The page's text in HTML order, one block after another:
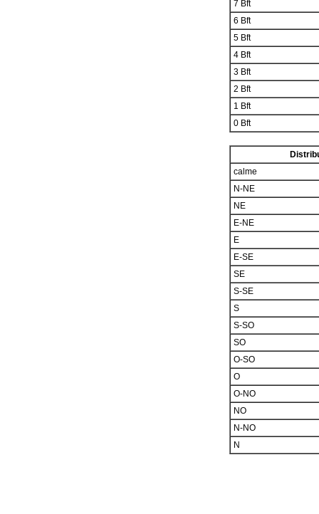
7 Bft
6 Bft
5 Bft
4 Bft
3 Bft
2 Bft
1 Bft
0 Bft
calme
N-NE
NE
E-NE
E
E-SE
SE
S-SE
S
S-SO
SO
O-SO
O
O-NO
NO
N-NO
N